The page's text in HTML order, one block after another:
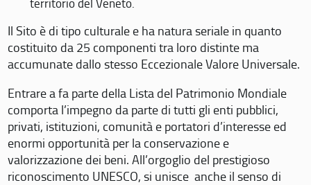
territorio del Veneto.
Il Sito è di tipo culturale e ha natura seriale in quanto
costituito da 25 componenti tra loro distinte ma
accumunate dallo stesso Eccezionale Valore Universale.
Entrare a fa parte della Lista del Patrimonio Mondiale
comporta l’impegno da parte di tutti gli enti pubblici,
privati, istituzioni, comunità e portatori d’interesse ed
enormi opportunità per la conservazione e
valorizzazione dei beni. All’orgoglio del prestigioso
riconoscimento UNESCO, si unisce anche il senso di